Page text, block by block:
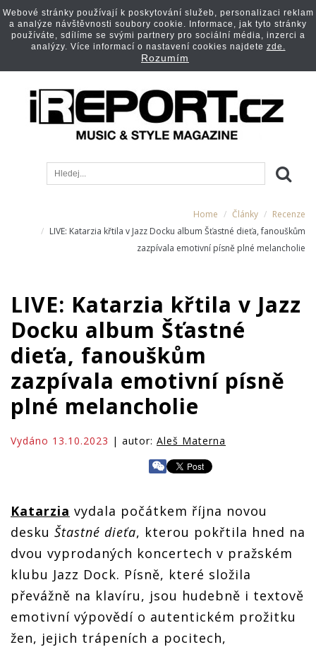
Home Články
Recenze
LIVE: Katarzia křtila v Jazz Docku album Šťastné dieťa, fanouškům
zazpívala emotivní písně plné melancholie
LIVE: Katarzia křtila v Jazz
Docku album Šťastné
dieťa, fanouškům
zazpívala emotivní písně
plné melancholie
Vydáno 13.10.2023 | autor: Aleš Materna
Katarzia vydala počátkem října novou
desku Štastné dieťa, kterou pokřtila hned na
dvou vyprodaných koncertech v pražském
klubu Jazz Dock. Písně, které složila
převážně na klavíru, jsou hudebně i textově
emotivní výpovědí o autentickém prožitku
žen, jejich trápeních a pocitech,
Webové stránky používají k poskytování služeb, personalizaci reklam
a analýze návštěvnosti soubory cookie. Informace, jak tyto stránky
používáte, sdílíme se svými partnery pro sociální média, inzerci a
analýzy. Více informací o nastavení cookies najdete zde.
Rozumím